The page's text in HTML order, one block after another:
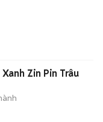
Zin Pin Trâu